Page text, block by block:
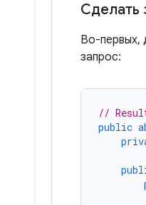
Сделать
Во-первых,
запрос:
//
public